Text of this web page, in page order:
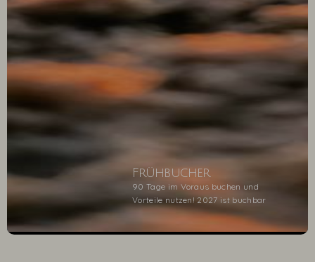
Frühbucher
90 Tage im Voraus buchen und
Vorteile nutzen! 2027 ist buchbar